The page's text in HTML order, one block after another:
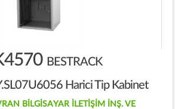
BESTRACK
Harici Tip Kabinet
BİLGİSAYAR İLETİŞİM İNŞ. VE